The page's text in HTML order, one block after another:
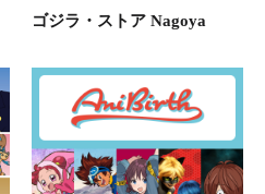
ゴジラ・ストア Nagoya